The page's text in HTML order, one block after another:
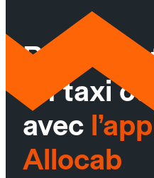
un taxi
avec
Allocab